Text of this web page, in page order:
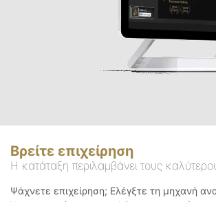
Βρείτε επιχείρηση
Η κατάταξη περιλαμβάνει τους
Ψάχνετε επιχείρηση; Ελέγξτε τη μηχανή